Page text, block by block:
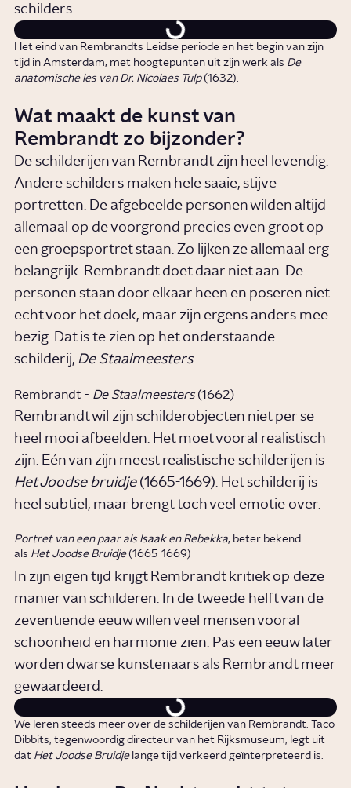
schilders.
Het eind van Rembrandts Leidse periode en het begin van zijn
tijd in Amsterdam, met hoogtepunten uit zijn werk als De
anatomische les van Dr. Nicolaes Tulp(1632).
Wat maakt de kunst van
Rembrandt zo bijzonder?
De schilderijen van Rembrandt zijn heel levendig.
Andere schilders maken hele saaie, stijve
portretten. De afgebeelde personen wilden altijd
allemaal op de voorgrond precies even groot op
een groepsportret staan. Zo lijken ze allemaal erg
belangrijk. Rembrandt doet daar niet aan. De
personen staan door elkaar heen en poseren niet
echt voor het doek, maar zijn ergens anders mee
bezig. Dat is te zien op het onderstaande
schilderij, De Staalmeesters.
Rembrandt - De Staalmeesters(1662)
Rembrandt wil zijn schilderobjecten niet per se
heel mooi afbeelden. Het moet vooral realistisch
zijn. Eén van zijn meest realistische schilderijen is
Het Joodse bruidje(1665-1669). Het schilderij is
heel subtiel, maar brengt toch veel emotie over.
Portret van een paar als Isaak en Rebekka, beter bekend
als Het Joodse Bruidje(1665-1669)
In zijn eigen tijd krijgt Rembrandt kritiek op deze
manier van schilderen. In de tweede helft van de
zeventiende eeuw willen veel mensen vooral
schoonheid en harmonie zien. Pas een eeuw later
worden dwarse kunstenaars als Rembrandt meer
gewaardeerd.
We leren steeds meer over de schilderijen van Rembrandt. Taco
Dibbits, tegenwoordig directeur van het Rijksmuseum, legt uit
dat Het Joodse Bruidje lange tijd verkeerd geïnterpreteerd is.